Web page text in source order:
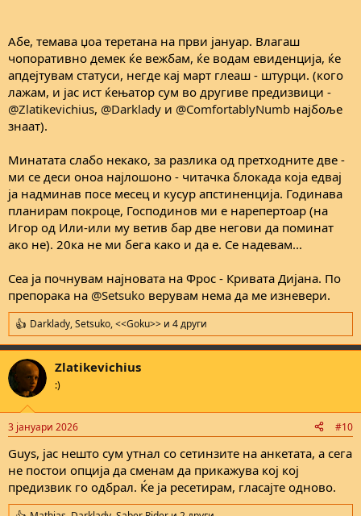
Абе, темава џоа теретана на први јануар. Влагаш
чопоративно демек ќе вежбам, ќе водам евиденција, ќе
апдејтувам статуси, негде кај март глеаш - штурци. (кого
лажам, и јас ист ќењатор сум во другиве предизвици -
@Zlatikevichius, @Darklady и @ComfortablyNumb најбоље
знаат).
Минатата слабо некако, за разлика од претходните две -
ми се деси оноа најлошоно - читачка блокада која едвај
ја надминав посе месец и кусур апстиненција. Годинава
планирам покроце, Господинов ми е нарепертоар (на
Игор од Или-или му ветив бар две негови да поминат
ако не). 20ка не ми бега како и да е. Се надевам...
Сеа ја почнувам најновата на Фрос - Кривата Дијана. По
препорака на @Setsuko верувам нема да ме изневери.
R
e
a
c
t
i
n
s
Darklady,Setsuko,<<Goku>> и 4 други
Zlatikevichius
:)
3 јануари 2026 #10
Guys, јас нешто сум утнал со сетинзите на анкетата, а сега
не постои опција да сменам да прикажува кој кој
предизвик го одбрал. Ќе ја ресетирам, гласајте одново.